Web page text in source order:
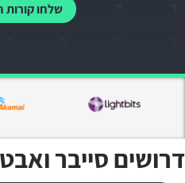
שלחו קורות
דרושים סייבר